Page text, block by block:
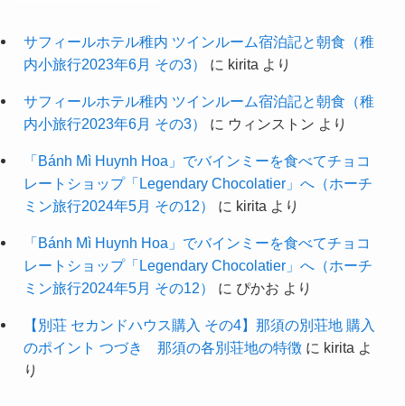
サフィールホテル稚内 ツインルーム宿泊記と朝食（稚
内小旅行2023年6月 その3）
に kirita より
サフィールホテル稚内 ツインルーム宿泊記と朝食（稚
内小旅行2023年6月 その3）
に ウィンストン より
「Bánh Mì Huynh Hoa」でバインミーを食べてチョコ
レートショップ「Legendary Chocolatier」へ（ホーチ
ミン旅行2024年5月 その12）
に kirita より
「Bánh Mì Huynh Hoa」でバインミーを食べてチョコ
レートショップ「Legendary Chocolatier」へ（ホーチ
ミン旅行2024年5月 その12）
に ぴかお より
【別荘 セカンドハウス購入 その4】那須の別荘地 購入
のポイント つづき 那須の各別荘地の特徴に kirita よ
り